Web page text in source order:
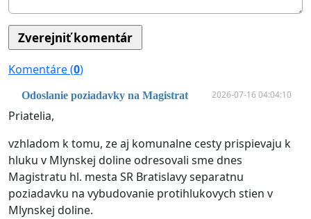
Komentáre (0)
Odoslanie poziadavky na Magistrat 2026-07-16 04:04:10
Priatelia,
vzhladom k tomu, ze aj komunalne cesty prispievaju k
hluku v Mlynskej doline odresovali sme dnes
Magistratu hl. mesta SR Bratislavy separatnu
poziadavku na vybudovanie protihlukovych stien v
Mlynskej doline.